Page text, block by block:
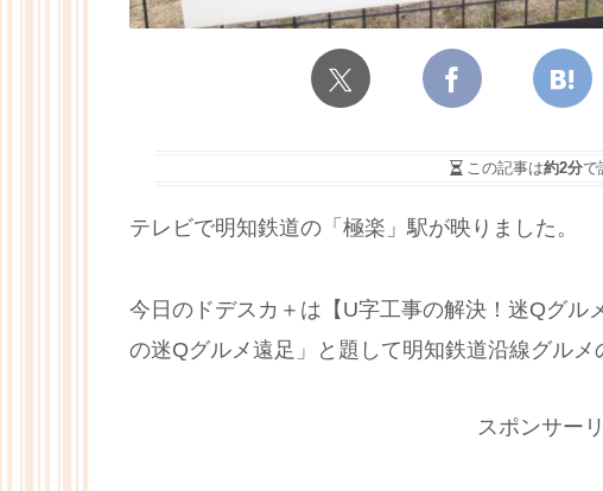
この記事は約2分で
テレビで明知鉄道の「極楽」駅が映りました。
今日のドデスカ＋は【U字工事の解決！迷Qグル
の迷Qグルメ遠足」と題して明知鉄道沿線グルメ
スポンサー